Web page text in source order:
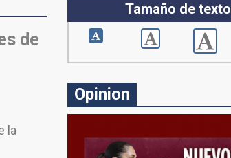
de
la
Tamaño de texto
Opinion